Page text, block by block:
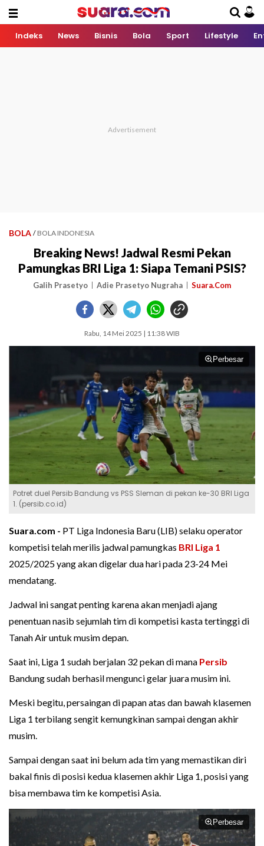
Indeks News Bisnis Bola Sport Lifestyle
BOLA / BOLA INDONESIA
Breaking News! Jadwal Resmi Pekan
Pamungkas BRI Liga 1: Siapa Temani PSIS?
Galih Prasetyo Adie Prasetyo Nugraha Suara.Com
Rabu, 14 Mei 2025 | 11:38 WIB
Perbesar
Potret duel Persib Bandung vs PSS Sleman di pekan ke-30 BRI Liga
1. (persib.co.id)
Suara.com - PT Liga Indonesia Baru (LIB) selaku operator
kompetisi telah merilis jadwal pamungkas BRI Liga 1
2025/2025 yang akan digelar dua hari pada 23-24 Mei
mendatang.
Jadwal ini sangat penting karena akan menjadi ajang
penentuan nasib sejumlah tim di kompetisi kasta tertinggi di
Tanah Air untuk musim depan.
Saat ini, Liga 1 sudah berjalan 32 pekan di mana Persib
Bandung sudah berhasil mengunci gelar juara musim ini.
Meski begitu, persaingan di papan atas dan bawah klasemen
Liga 1 terbilang sengit kemungkinan sampai dengan akhir
musim.
Sampai dengan saat ini belum ada tim yang memastikan diri
bakal finis di posisi kedua klasemen akhir Liga 1, posisi yang
bisa membawa tim ke kompetisi Asia.
Perbesar